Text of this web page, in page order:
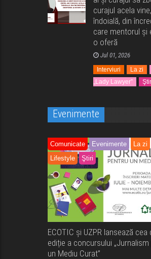
curajul acela
îndoială, din
care mentorul și
o oferă
Jul 01, 2026
Interviuri La zi
„Lady Lawyer”
Evenimente
Comunicate Evenimente
La zi
Lifestyle
Ştiri
ECOTIC și UZPR lansează cea
ediție a concursului „Jurnalism
un Mediu Curat”